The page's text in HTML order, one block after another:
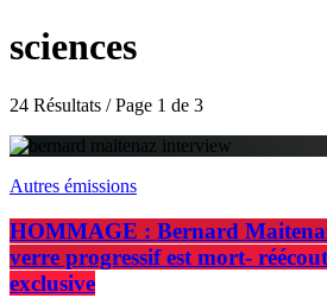
sciences
24 Résultats / Page 1 de 3
Autres émissions
HOMMAGE : Bernard
verre progressif est mort-
exclusive